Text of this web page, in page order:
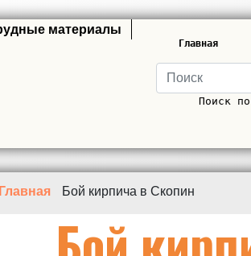
Главная
Поиск
Главная Бой кирпича в Скопин